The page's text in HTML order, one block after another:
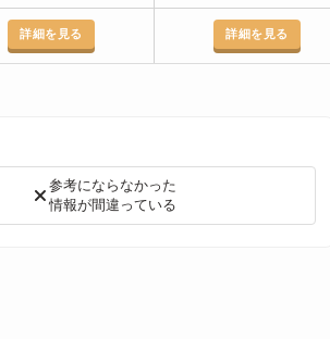
詳細を見る 詳細を見る
参考にならなかった
情報が間違っている